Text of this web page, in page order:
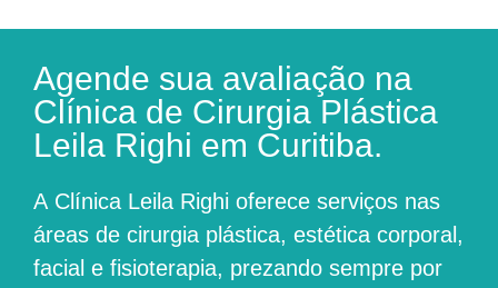
Agende sua avaliação na
Clínica de Cirurgia Plástica
Leila Righi em Curitiba.
A Clínica Leila Righi oferece serviços nas
áreas de cirurgia plástica, estética corporal,
facial e fisioterapia, prezando sempre por